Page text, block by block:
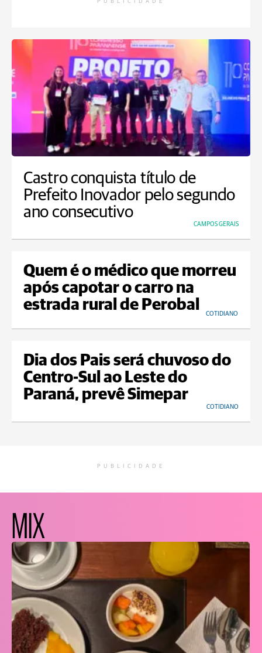
PUBLICIDADE
Castro conquista título de
Prefeito Inovador pelo segundo
ano consecutivo
CAMPOS GERAIS
Quem é o médico que morreu
após capotar o carro na
estrada rural de Perobal
COTIDIANO
Dia dos Pais será chuvoso do
Centro-Sul ao Leste do
Paraná, prevê Simepar
COTIDIANO
PUBLICIDADE
MIX